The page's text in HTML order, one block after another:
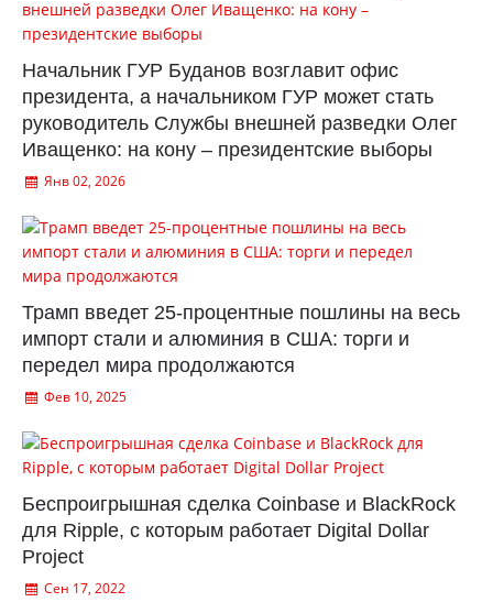
Начальник ГУР Буданов возглавит офис
президента, а начальником ГУР может стать
руководитель Службы внешней разведки Олег
Иващенко: на кону – президентские выборы
Янв 02, 2026
Трамп введет 25-процентные пошлины на весь
импорт стали и алюминия в США: торги и
передел мира продолжаются
Фев 10, 2025
Беспроигрышная сделка Coinbase и BlackRock
для Ripple, с которым работает Digital Dollar
Project
Сен 17, 2022